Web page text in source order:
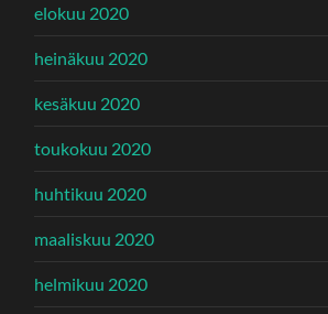
elokuu 2020
heinäkuu 2020
kesäkuu 2020
toukokuu 2020
huhtikuu 2020
maaliskuu 2020
helmikuu 2020